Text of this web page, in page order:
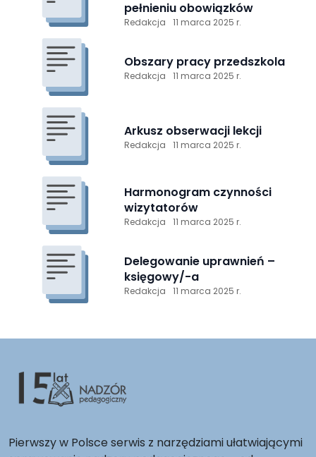
pełnieniu obowiązków
Redakcja 11 marca 2025 r.
Obszary pracy przedszkola
Redakcja 11 marca 2025 r.
Arkusz obserwacji lekcji
Redakcja 11 marca 2025 r.
Harmonogram czynności
wizytatorów
Redakcja 11 marca 2025 r.
Delegowanie uprawnień –
księgowy/-a
Redakcja 11 marca 2025 r.
Pierwszy w Polsce serwis z narzędziami ułatwiającymi